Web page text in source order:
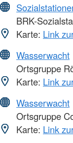
BRK-
Karte: Link
Wasserwacht
Ortsgruppe
Karte: Link
Wasserwacht
Ortsgruppe
Karte: Link